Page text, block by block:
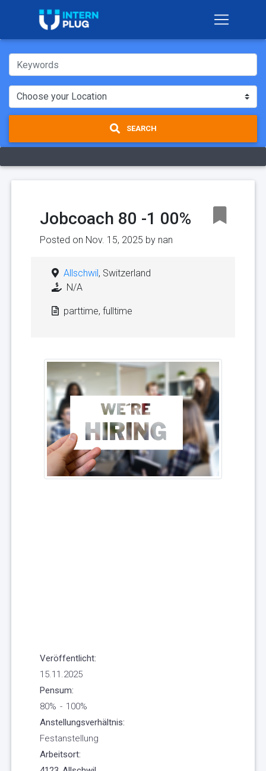
SEARCH
Jobcoach 80 -1 00%
Posted on Nov. 15, 2025 by nan
Allschwil, Switzerland
N/A
parttime, fulltime
Veröffentlicht:
15.11.2025
Pensum:
80% - 100%
Anstellungsverhältnis:
Festanstellung
Arbeitsort: